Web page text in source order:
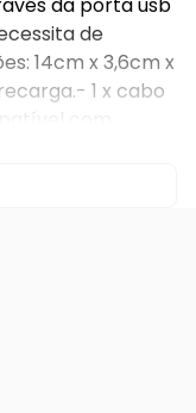
de
14cm x 3,6cm x
1 x cabo
com